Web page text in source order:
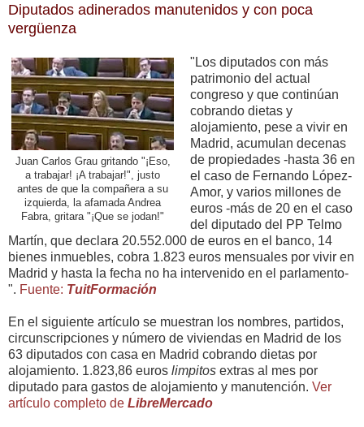
Diputados adinerados manutenidos y con poca
vergüenza
Juan Carlos Grau gritando "¡Eso,
a trabajar! ¡A trabajar!", justo
antes de que la compañera a su
izquierda, la afamada Andrea
Fabra, gritara "¡Que se jodan!"
"Los diputados con más
patrimonio del actual
congreso y que continúan
cobrando dietas y
alojamiento, pese a vivir en
Madrid, acumulan decenas
de propiedades -hasta 36 en
el caso de Fernando López-
Amor, y varios millones de
euros -más de 20 en el caso
del diputado del PP Telmo
Martín, que declara 20.552.000 de euros en el banco, 14
bienes inmuebles, cobra 1.823 euros mensuales por vivir en
Madrid y hasta la fecha no ha intervenido en el parlamento-
". Fuente: TuitFormación
En el siguiente artículo se muestran los nombres, partidos,
circunscripciones y número de viviendas en Madrid de los
63 diputados con casa en Madrid cobrando dietas por
alojamiento. 1.823,86 euros limpitos extras al mes por
diputado para gastos de alojamiento y manutención. Ver
artículo completo de LibreMercado